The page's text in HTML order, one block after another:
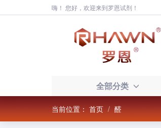
嗨！ 您好，欢迎来到罗恩试剂！
全部分类
当前位置：首页 醛